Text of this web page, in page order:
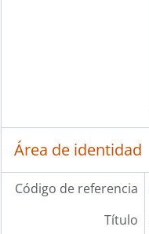
Área de identidad
Código de referencia
Título